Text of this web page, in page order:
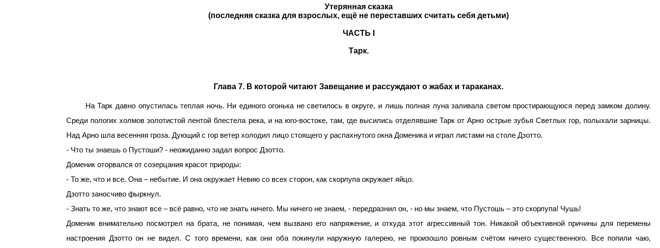
Утерянная сказка
(последняя сказка для взрослых, ещё не переставших считать себя детьми)
ЧАСТЬ I
Тарк.
Глава 7. В которой читают Завещание и рассуждают о жабах и тараканах.
На Тарк давно опустилась теплая ночь. Ни единого огонька не светилось в округе, и лишь полная луна заливала светом простирающуюся перед замком долину.
Среди пологих холмов золотистой лентой блестела река, и на юго-востоке, там, где высились отделявшие Тарк от Арно острые зубья Светлых гор, полыхали зарницы.
Над Арно шла весенняя гроза. Дующий с гор ветер холодил лицо стоящего у распахнутого окна Доменика и играл листами на столе Дзотто.
- Что ты знаешь о Пустоши? - неожиданно задал вопрос Дзотто.
Доменик оторвался от созерцания красот природы:
- То же, что и все. Она – небытие. И она окружает Невию со всех сторон, как скорлупа окружает яйцо.
Дзотто заносчиво фыркнул.
- Знать то же, что знают все – всё равно, что не знать ничего. Мы ничего не знаем, - передразнил он, - но мы знаем, что Пустошь – это скорлупа! Чушь!
Доменик внимательно посмотрел на брата, не понимая, чем вызвано его напряжение, и откуда этот агрессивный тон. Никакой объективной причины для перемены
настроения Дзотто он не видел. С того времени, как они оба покинули наружную галерею, не произошло ровным счётом ничего существенного. Все попили чаю,